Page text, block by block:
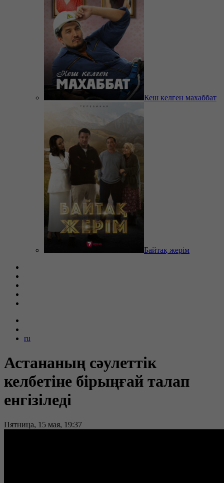
Кеш келген махаббат
Байтақ жерім
ru
Астананың сәулеттік
келбетіне бірыңғай талап
енгізіледі
Пятница, 15 мая, 19:37